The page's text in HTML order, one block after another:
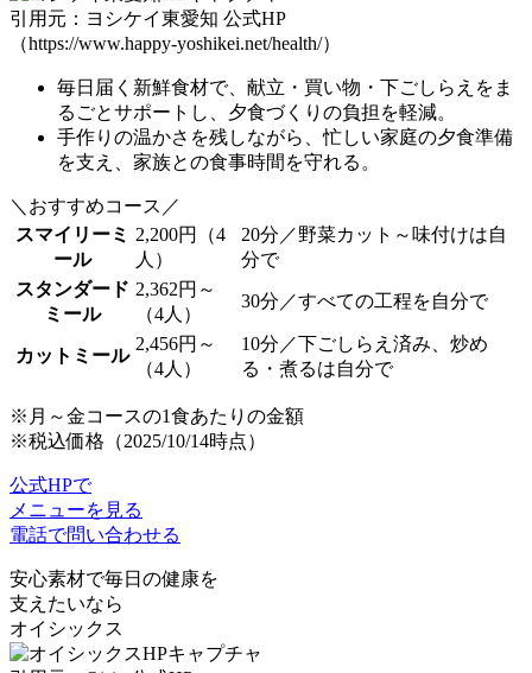
引用元：ヨシケイ東愛知 公式HP
（https://www.happy-yoshikei.net/health/）
毎日届く新鮮食材で、 献立・買い物・下ごしらえをま
るごとサポートし
、夕食づくりの負担を軽減。
手作りの温かさを残しながら、忙しい家庭の夕食準備
を支え、 家族との食事時間を守れる 。
＼おすすめコース／
スマイリーミ
ール
2,200円（4
人）
20分／野菜カット～味付けは自
分で
スタンダード
ミール
2,362円～
（4人）
30分／すべての工程を自分で
カットミール
2,456円～
（4人）
10分／下ごしらえ済み、炒め
る・煮るは自分で
※月～金コースの1食あたりの金額
※税込価格（2025/10/14時点）
公式HPで
メニューを見る
電話で問い合わせる
安心素材で毎日の健康を
支えたいなら
オイシックス